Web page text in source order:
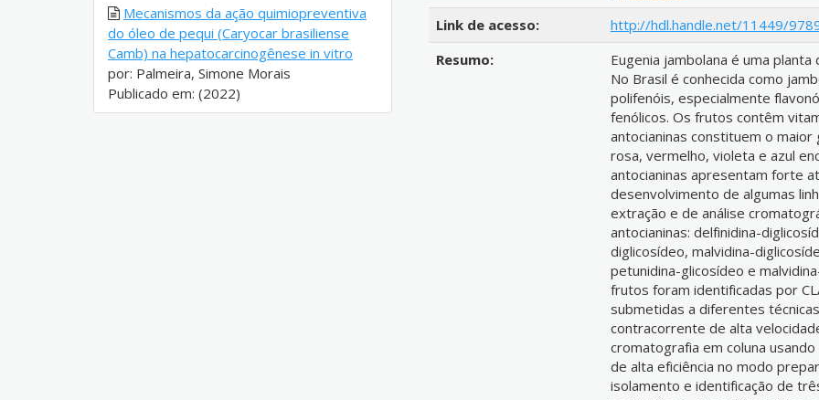
Link de acesso:
http://hdl.handle.net/11449/
Resumo:
Eugenia jambolana é uma
No Brasil é conhecida como
polifenóis, especialmente
fenólicos. Os frutos contêm
antocianinas constituem o
rosa, vermelho, violeta e azul
antocianinas apresentam forte
desenvolvimento de algumas
extração e de análise
antocianinas: delfinidina-
diglicosídeo, malvidina-
petunidina-glicosídeo e
frutos foram identificadas por
submetidas a diferentes
contracorrente de alta
cromatografia em coluna
de alta eficiência no modo
isolamento e identificação de
Mecanismos da ação quimiopreventiva
do óleo de pequi (Caryocar brasiliense
Camb) na hepatocarcinogênese in vitro
por: Palmeira, Simone Morais
Publicado em: (2022)